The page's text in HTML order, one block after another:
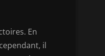
En
il